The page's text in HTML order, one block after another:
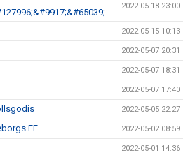
2022-05-18 23:00
2022-05-15 10:13
2022-05-07 20:31
2022-05-07 18:31
2022-05-07 17:40
2022-05-05 22:27
FF 2022-05-02 08:59
2022-05-01 14:36